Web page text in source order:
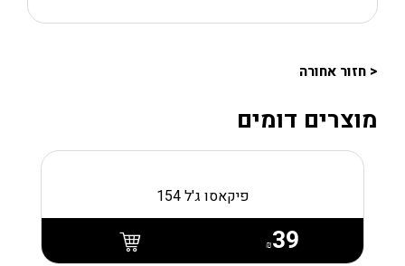
< חזור אחורה
מוצרים דומים
פיקאסו ג'ל 154
₪39